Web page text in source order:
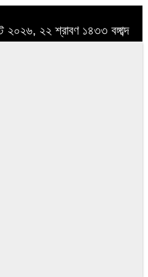
২০২৬, ২২ শ্রাবণ ১৪৩৩ বঙ্গাব্দ